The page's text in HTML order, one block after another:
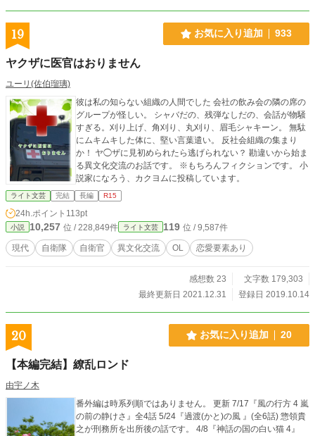
19 お気に入り追加 933
ヤクザに医官はおりません
ユーリ(佐伯瑠璃)
彼は私の知らない組織の人間でした 会社の飲み会の隣の席の
グループが怪しい。 シャバだの、残弾なしだの、会話が物騒
すぎる。刈り上げ、角刈り、丸刈り、眉毛シャキーン。 無駄
にムキムキした体に、堅い言葉遣い。 反社会組織の集まり
か！ ヤ◯ザに見初められたら逃げられない？ 勘違いから始ま
る異文化交流のお話です。 ※もちろんフィクションです。 小
説家になろう、カクヨムに投稿しています。
ライト文芸 完結 長編 R15
24h.ポイント 113pt
小説 10,257 位 / 228,849件 ライト文芸 119 位 / 9,587件
現代 自衛隊 自衛官 異文化交流 OL 恋愛要素あり
感想数 23
文字数 179,303
最終更新日 2021.12.31
登録日 2019.10.14
20 お気に入り追加 20
【本編完結】繚乱ロンド
由宇ノ木
番外編は時系列順ではありません。 更新 7/17『風の行方 4 嵐
の前の静けさ』全4話 5/24『過渡(かと)の風 』(全6話) 惣領貴
之が刑務所を出所後の話です。 4/8『神話の国の白い猫 4』